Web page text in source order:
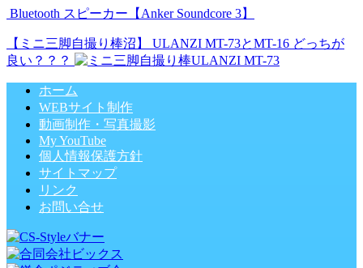
Bluetooth スピーカー【Anker Soundcore 3】
【ミニ三脚自撮り棒沼】 ULANZI MT-73とMT-16 どっちが
良い？？？
ホーム
WEBサイト制作
動画制作・写真撮影
My YouTube
個人情報保護方針
サイトマップ
リンク
お問い合せ